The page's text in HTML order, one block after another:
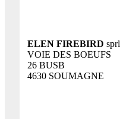
ELEN FIREBIRD sprl
VOIE DES BOEUFS
26 BUSB
4630 SOUMAGNE